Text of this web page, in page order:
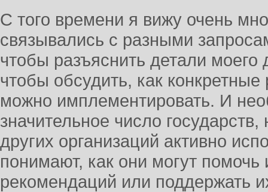
С того времени я вижу очень
связывались с разными
чтобы разъяснить детали моего
чтобы обсудить, как
можно имплементировать. И
значительное число
других организаций активно
понимают, как они могут
рекомендаций или поддержать